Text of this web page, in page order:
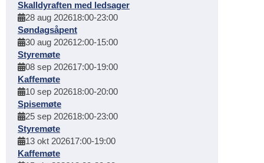
Skalldyraften med ledsager
28 aug 202618:00-23:00
Søndagsåpent
30 aug 202612:00-15:00
Styremøte
08 sep 202617:00-19:00
Kaffemøte
10 sep 202618:00-20:00
Spisemøte
25 sep 202618:00-23:00
Styremøte
13 okt 202617:00-19:00
Kaffemøte